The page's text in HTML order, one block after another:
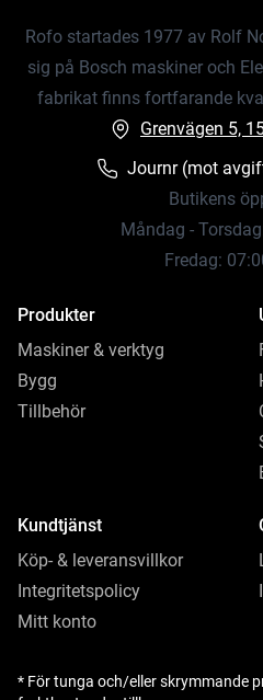
Rofo startades 1977 av Rolf
sig på Bosch maskiner och
fabrikat finns fortfarande
Grenvägen 5,
Journr (mot
Butikens
Måndag -
Fredag:
Produkter
Maskiner & verktyg
Bygg
Tillbehör
Kundtjänst
Köp- & leveransvillkor
Integritetspolicy
Mitt konto
* För tunga och/eller skrymmande